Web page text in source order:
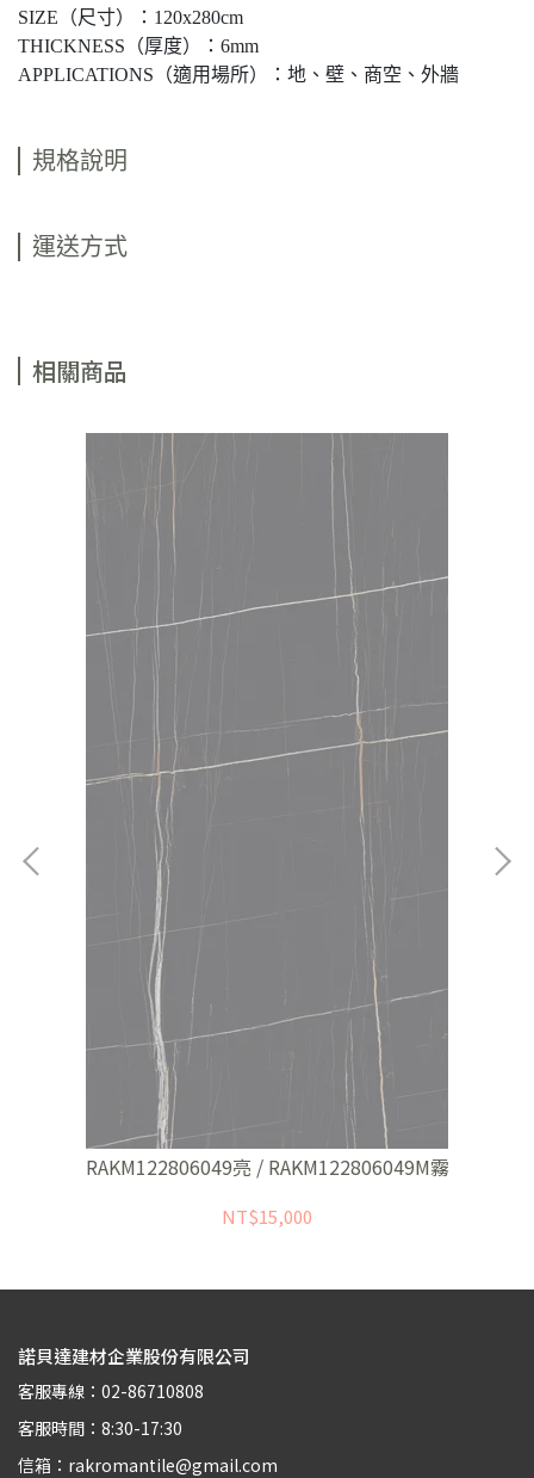
SIZE（尺寸）：120x280cm
THICKNESS（厚度）：6mm
APPLICATIONS（適用場所）：地、壁、商空、外牆
規格說明
運送方式
相關商品
RAKM122806049亮 / RAKM122806049M霧
NT$15,000
諾貝達建材企業股份有限公司
客服專線：02-86710808
客服時間：8:30-17:30
信箱：rakromantile@gmail.com